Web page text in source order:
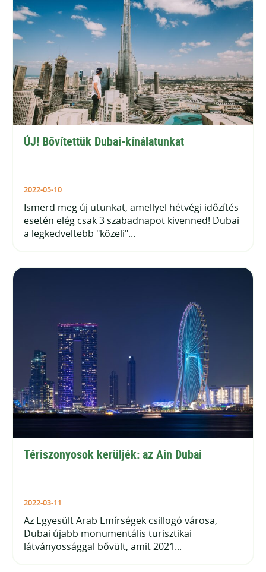
ÚJ! Bővítettük Dubai-kínálatunkat
2022-05-10
Ismerd meg új utunkat, amellyel hétvégi időzítés
esetén elég csak 3 szabadnapot kivenned! Dubai
a legkedveltebb "közeli"...
Tériszonyosok kerüljék: az Ain Dubai
2022-03-11
Az Egyesült Arab Emírségek csillogó városa,
Dubai újabb monumentális turisztikai
látványossággal bővült, amit 2021...